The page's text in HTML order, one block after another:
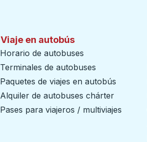
Viaje en autobús
Horario de autobuses
Terminales de autobuses
Paquetes de viajes en autobús
Alquiler de autobuses chárter
Pases para viajeros / multiviajes